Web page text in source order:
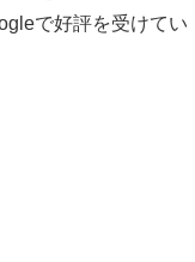
で好評を受けてい